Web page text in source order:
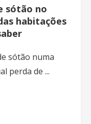
sótão no
habitações
sótão numa
perda de ...